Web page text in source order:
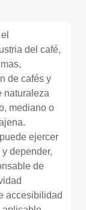
del café,
de cafés y
naturaleza
mediano o
ejercer
depender,
de
accesibilidad